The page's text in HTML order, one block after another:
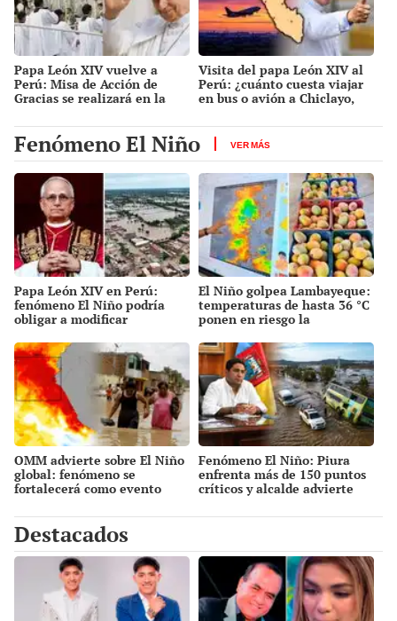
Papa León XIV vuelve a
Perú: Misa de Acción de
Gracias se realizará en la
Visita del papa León XIV al
Perú: ¿cuánto cuesta viajar
en bus o avión a Chiclayo,
para las misas y actividades
en noviembre de 2026?
Fenómeno El Niño VER MÁS
Papa León XIV en Perú:
fenómeno El Niño podría
obligar a modificar
emergencia
El Niño golpea Lambayeque:
temperaturas de hasta 36 °C
ponen en riesgo la
OMM advierte sobre El Niño
global: fenómeno se
fortalecerá como evento
récord este 2026
Fenómeno El Niño: Piura
enfrenta más de 150 puntos
críticos y alcalde advierte
prevenir"
Destacados